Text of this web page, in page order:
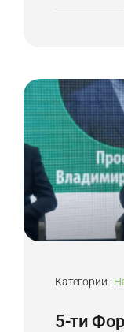
Категории :
5-ти